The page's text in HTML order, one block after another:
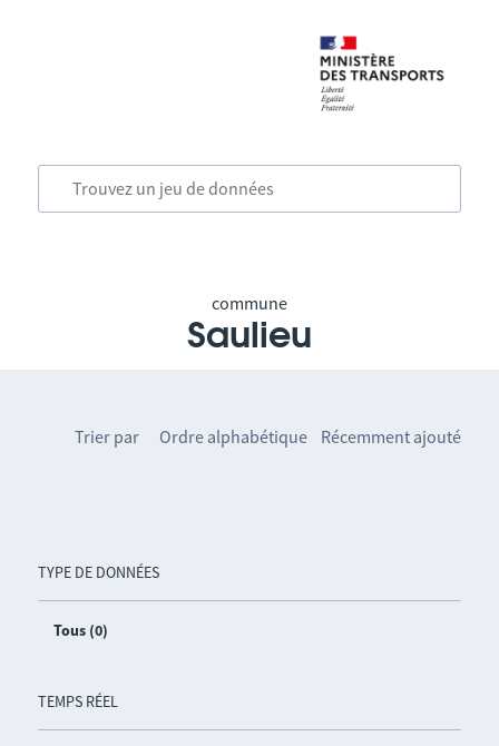
commune
Saulieu
TYPE DE DONNÉES
Tous (0)
TEMPS RÉEL
Trier par Ordre alphabétique Récemment ajouté